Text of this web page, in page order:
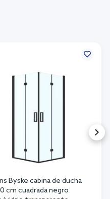
Byske cabina de ducha
cm cuadrada negro